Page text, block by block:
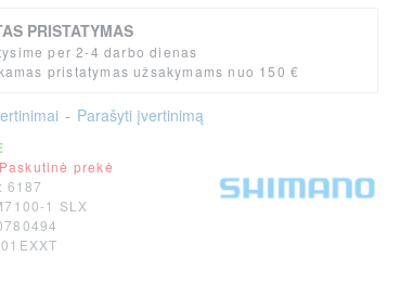
Paskutinė prekė
6187
1 SLX
- Parašyti įvertinimą
PRISTATYMAS
per 2-4 darbo dienas
pristatymas užsakymams nuo 150 €